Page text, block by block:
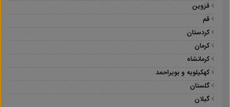
قزوین
قم
کردستان
کرمان
کرمانشاه
کهکیلویه و بویراحمد
گلستان
گیلان